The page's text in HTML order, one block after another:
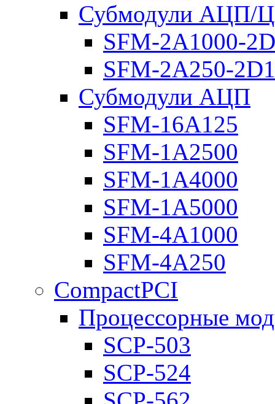
Субмодули АЦП/
SFM-2A1000-
SFM-2A250-
Субмодули АЦП
SFM-16A125
SFM-1A2500
SFM-1A4000
SFM-1A5000
SFM-4A1000
SFM-4A250
CompactPCI
Процессорные
SCP-503
SCP-524